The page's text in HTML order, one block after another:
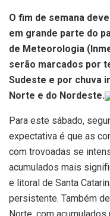
O fim de semana
em grande parte do
de Meteorologia
serão marcados por
Sudeste e por chuva
Norte e do Nordeste.
Para este sábado,
expectativa é que as
com trovoadas se
acumulados mais
e litoral de Santa
persistente. Também